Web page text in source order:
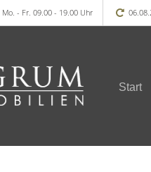
Mo. - Fr. 09.00 - 19.00 Uhr
Start